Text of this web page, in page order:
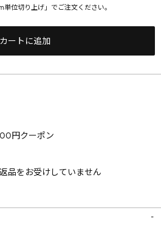
位切り上げ」でご注文ください。
カートに追加
円クーポン
品をお受けしていません